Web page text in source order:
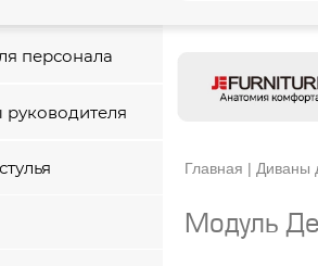
Главная | Диваны
Модуль
персонала
руководителя